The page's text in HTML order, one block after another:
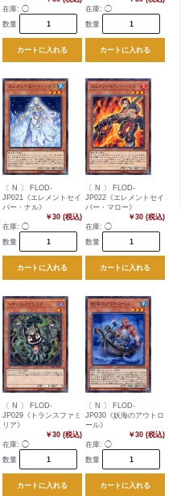
在庫: ◯
数量
カートに入れる
在庫: ◯
数量
カートに入れる
〔 N 〕 FLOD-
JP021《エレメントセイ
バー・ナル》
￥30 (税込)
在庫: ◯
数量
カートに入れる
〔 N 〕 FLOD-
JP022《エレメントセイ
バー・マロー》
￥30 (税込)
在庫: ◯
数量
カートに入れる
〔 N 〕 FLOD-
JP029《トランスファミ
リア》
￥30 (税込)
在庫: ◯
数量
カートに入れる
〔 N 〕 FLOD-
JP030《妖海のアウトロ
ール》
￥30 (税込)
在庫: ◯
数量
カートに入れる